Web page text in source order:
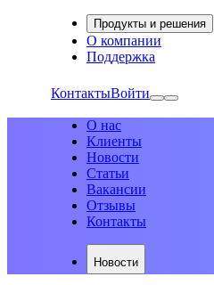
Продукты и решения
О компании
Поддержка
КонтактыВойти
О нас
Клиенты
Новости
Статьи
Вакансии
Отзывы
Контакты
Новости